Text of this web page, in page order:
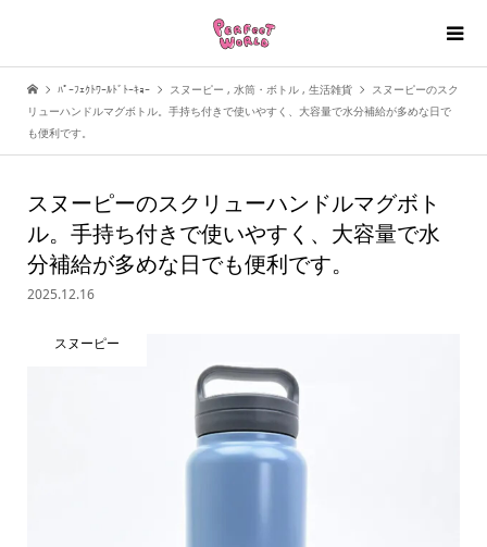
ﾊﾟｰﾌｪｸﾄﾜｰﾙﾄﾞﾄｰｷｮｰ スヌーピー , 水筒・ボトル , 生活雑貨
スヌーピーのスク
リューハンドルマグボトル。手持ち付きで使いやすく、大容量で水分補給が多めな日で
も便利です。
スヌーピーのスクリューハンドルマグボト
ル。手持ち付きで使いやすく、大容量で水
分補給が多めな日でも便利です。
2025.12.16
スヌーピー